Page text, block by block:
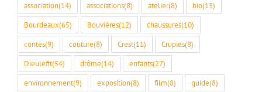
association(14) associations(8) atelier(8) bio(15)
Bourdeaux(65) Bouvières(12) chaussures(10)
contes(9) couture(8) Crest(11) Crupies(8)
Dieulefit(54) drôme(14) enfants(27)
environnement(9) exposition(8) film(8) guide(8)